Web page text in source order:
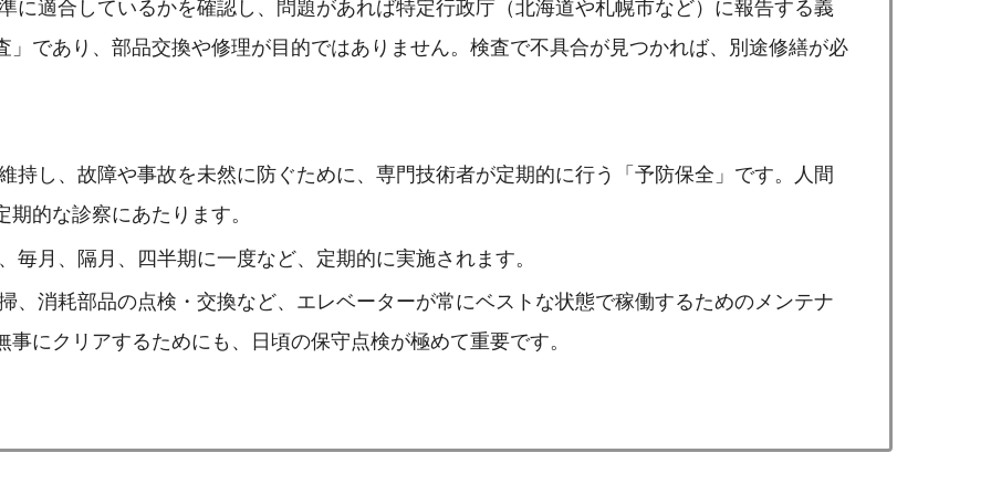
に適合しているかを確認し、問題があれば特定行政庁（北海道や札幌市など）に報告する義
」であり、部品交換や修理が目的ではありません。検査で不具合が見つかれば、別途修繕が必
持し、故障や事故を未然に防ぐために、専門技術者が定期的に行う「予防保全」です。人間
的な診察にあたります。
毎月、隔月、四半期に一度など、定期的に実施されます。
、消耗部品の点検・交換など、エレベーターが常にベストな状態で稼働するためのメンテナ
にクリアするためにも、日頃の保守点検が極めて重要です。